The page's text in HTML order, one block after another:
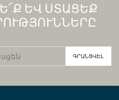
ԵՎ ՍՏԱՑԵՔ